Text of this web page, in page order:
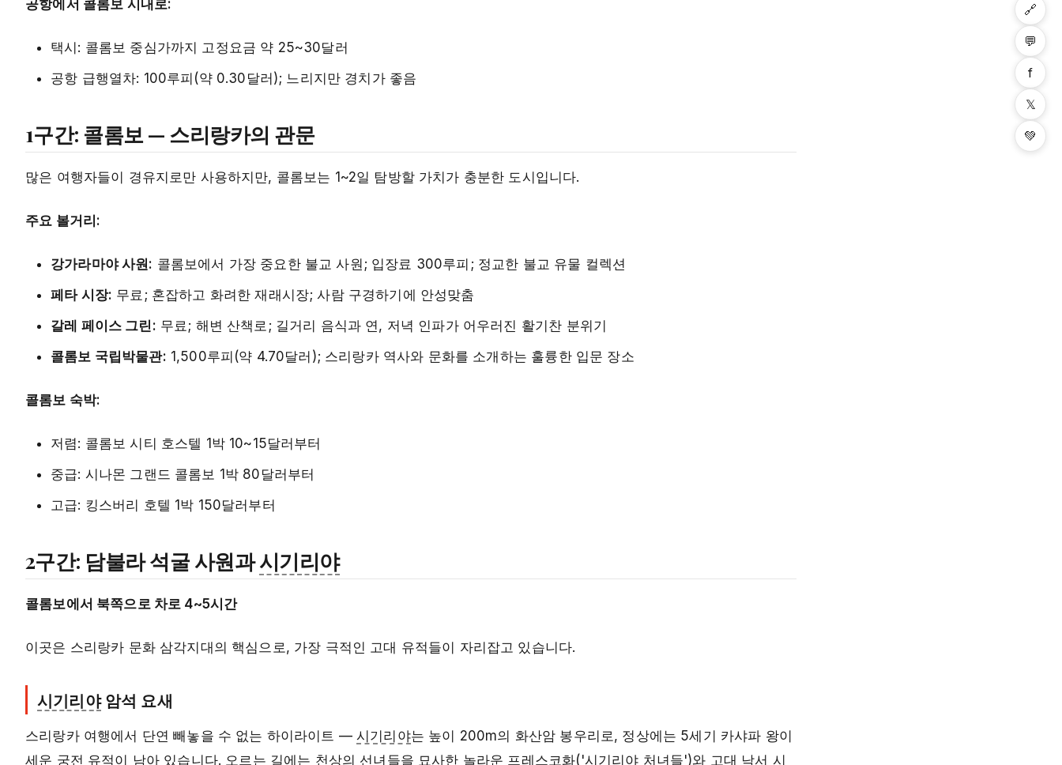
공항에서 콜롬보 시내로:
택시: 콜롬보 중심가까지 고정요금 약 25~30달러
공항 급행열차: 100루피(약 0.30달러); 느리지만 경치가 좋음
1구간: 콜롬보 — 스리랑카의 관문
많은 여행자들이 경유지로만 사용하지만, 콜롬보는 1~2일 탐방할 가치가 충분한 도시입니다.
주요 볼거리:
강가라마야 사원: 콜롬보에서 가장 중요한 불교 사원; 입장료 300루피; 정교한 불교 유물 컬렉션
페타 시장: 무료; 혼잡하고 화려한 재래시장; 사람 구경하기에 안성맞춤
갈레 페이스 그린: 무료; 해변 산책로; 길거리 음식과 연, 저녁 인파가 어우러진 활기찬 분위기
콜롬보 국립박물관: 1,500루피(약 4.70달러); 스리랑카 역사와 문화를 소개하는 훌륭한 입문 장소
콜롬보 숙박:
저렴: 콜롬보 시티 호스텔 1박 10~15달러부터
중급: 시나몬 그랜드 콜롬보 1박 80달러부터
고급: 킹스버리 호텔 1박 150달러부터
2구간: 담불라 석굴 사원과시기리야
콜롬보에서 북쪽으로 차로 4~5시간
이곳은 스리랑카 문화 삼각지대의 핵심으로, 가장 극적인 고대 유적들이 자리잡고 있습니다.
시기리야암석 요새
스리랑카 여행에서 단연 빼놓을 수 없는 하이라이트 —시기리야는 높이 200m의 화산암 봉우리로, 정상에는 5세기 카샤파 왕이
세운 궁전 유적이 남아 있습니다. 오르는 길에는 천상의 선녀들을 묘사한 놀라운 프레스코화('시기리야 처녀들')와 고대 낙서 시
🔗
💬
f
𝕏
💚